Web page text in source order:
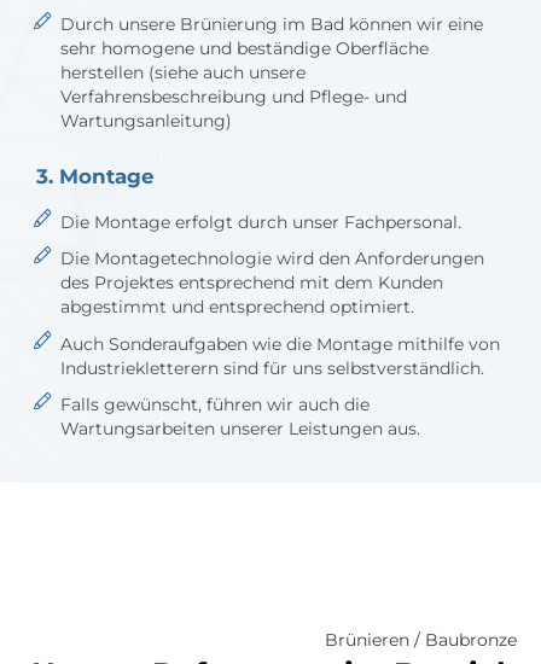
Durch unsere Brünierung im Bad können wir eine
sehr homogene und beständige Oberfläche
herstellen (siehe auch unsere
Verfahrensbeschreibung und Pflege- und
Wartungsanleitung)
3. Montage
Die Montage erfolgt durch unser Fachpersonal.
Die Montagetechnologie wird den Anforderungen
des Projektes entsprechend mit dem Kunden
abgestimmt und entsprechend optimiert.
Auch Sonderaufgaben wie die Montage mithilfe von
Industriekletterern sind für uns selbstverständlich.
Falls gewünscht, führen wir auch die
Wartungsarbeiten unserer Leistungen aus.
Brünieren / Baubronze